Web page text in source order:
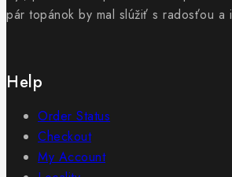
pár topánok by mal slúžiť s radosťou a
Help
Order Status
Checkout
My Account